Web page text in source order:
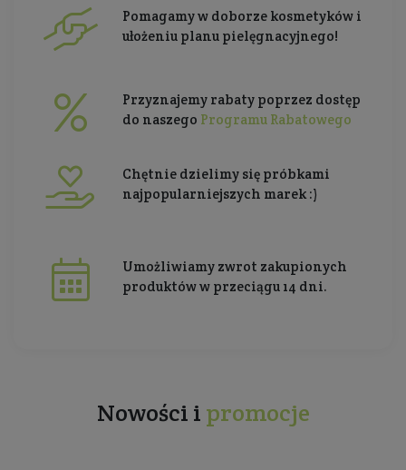
Pomagamy w doborze kosmetyków i
ułożeniu planu pielęgnacyjnego!
Przyznajemy rabaty poprzez dostęp
do naszego Programu Rabatowego
Chętnie dzielimy się próbkami
najpopularniejszych marek :)
Umożliwiamy zwrot zakupionych
produktów w przeciągu 14 dni.
Nowości i promocje